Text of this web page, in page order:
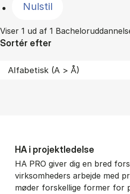
Nulstil
Viser 1 ud af 1
Sortér efter
HA i pro­jekt­le­del­se
HA PRO giver dig en bred
virksomheders arbejde med
møder forskellige former for